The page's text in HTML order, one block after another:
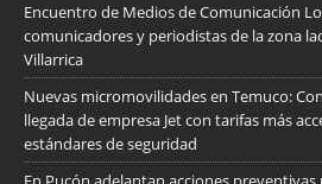
Encuentro de Medios de Comunicación
comunicadores y periodistas de la zona
Villarrica
Nuevas micromovilidades en Temuco:
llegada de empresa Jet con tarifas más
estándares de seguridad